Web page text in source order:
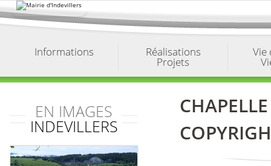
au
contenu.
Informations Réalisations
Projets
Vie
EN IMAGES
INDEVILLERS